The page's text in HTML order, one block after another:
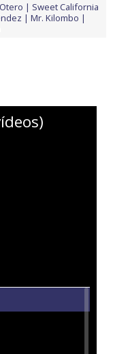
Sweet California
Mr. Kilombo